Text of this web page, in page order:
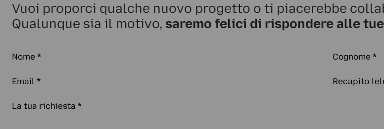
Vuoi proporci qualche nuovo progetto o ti piacerebbe
Qualunque sia il motivo, saremo felici di rispondere alle
Nome * Cognome *
Email * Recapito
La tua richiesta *